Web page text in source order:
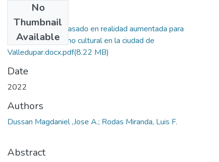
No
Thumbnail
Available
Aplicativo Móvil basado en realidad aumentada para
promover el turismo cultural en la ciudad de
Valledupar.docx.pdf(8.22 MB)
Date
2022
Authors
Dussan Magdaniel ,Jose A.; Rodas Miranda, Luis F.
Abstract